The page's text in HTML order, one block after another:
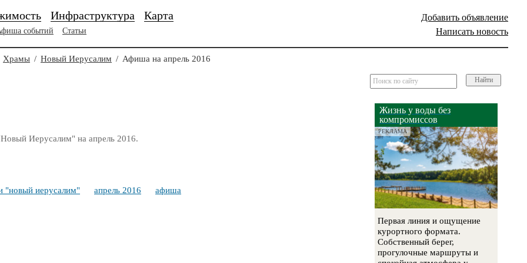
Добавить объявление
Написать новость
Инфраструктура Карта
событий Статьи
Храмы / Новый Иерусалим / Афиша на апрель 2016
Иерусалим" на апрель 2016.
"новый иерусалим" апрель 2016 афиша
Найти
Жизнь у воды без
компромиссов
РЕКЛАМА
Первая линия и ощущение
курортного формата.
Собственный берег,
прогулочные маршруты и